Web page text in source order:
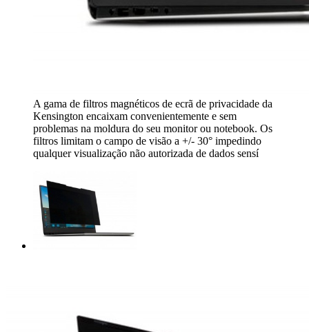
A gama de filtros magnéticos de ecrã de privacidade da
Kensington encaixam convenientemente e sem
problemas na moldura do seu monitor ou notebook. Os
filtros limitam o campo de visão a +/- 30° impedindo
qualquer visualização não autorizada de dados sensí